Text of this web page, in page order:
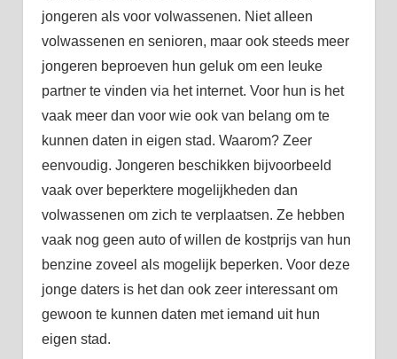
jongeren als voor volwassenen. Niet alleen
volwassenen en senioren, maar ook steeds meer
jongeren beproeven hun geluk om een leuke
partner te vinden via het internet. Voor hun is het
vaak meer dan voor wie ook van belang om te
kunnen daten in eigen stad. Waarom? Zeer
eenvoudig. Jongeren beschikken bijvoorbeeld
vaak over beperktere mogelijkheden dan
volwassenen om zich te verplaatsen. Ze hebben
vaak nog geen auto of willen de kostprijs van hun
benzine zoveel als mogelijk beperken. Voor deze
jonge daters is het dan ook zeer interessant om
gewoon te kunnen daten met iemand uit hun
eigen stad.